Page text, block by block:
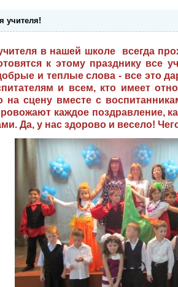
учителя!
в нашей школе всегда
к этому празднику все
и теплые слова - все это
и всем, кто имеет
на сцену вместе с
каждое поздравление,
Да, у нас здорово и весело!